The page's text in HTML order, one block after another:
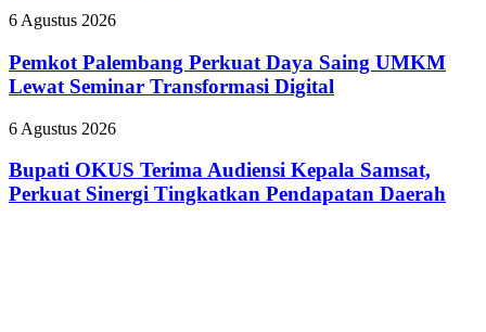
BPJS
Predikat
Pemkot
Perkuat
Daya
Saing
Lewat
Transformasi
Digital
6 Agustus 2026
Pemkot Palembang Perkuat Daya Saing UMKM
Lewat Seminar Transformasi Digital
Bupati
Terima
Audiensi
Kepala
6 Agustus 2026
Bupati OKUS Terima Audiensi Kepala Samsat,
Perkuat Sinergi Tingkatkan Pendapatan Daerah